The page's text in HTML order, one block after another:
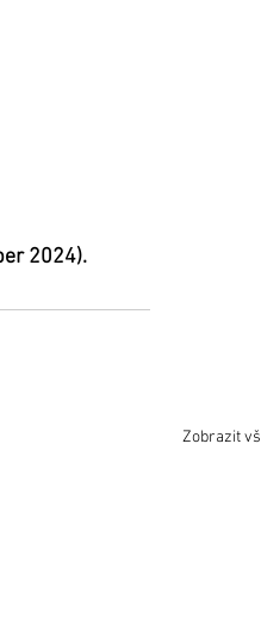
2024).
Zobrazit